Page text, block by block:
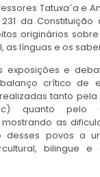
Tatuxa´a e
da Constituição
originários
as línguas e os
exposições e
crítico de
tanto pela
quanto pelo
mostrando as
desses povos a
bilingue